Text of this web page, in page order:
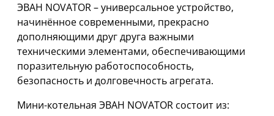
ЭВАН NOVATOR – универсальное устройство,
начинённое современными, прекрасно
дополняющими друг друга важными
техническими элементами, обеспечивающими
поразительную работоспособность,
безопасность и долговечность агрегата.
Мини-котельная ЭВАН NOVATOR состоит из: